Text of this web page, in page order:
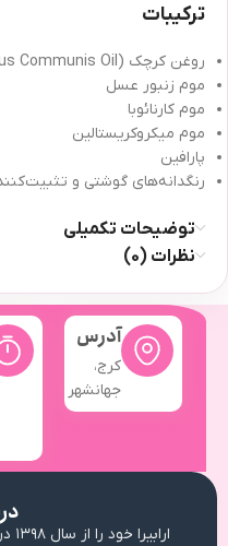
ترکیبات
روغن کرچک (Ricinus Communis Oil)
موم زنبور عسل
موم کارنائوبا
موم میکروکریستالین
پارافین
رنگدانه‌های گوشتی و
توضیحات تکمیلی
نظرات (0)
آدرس
کرج،
جهانشهر